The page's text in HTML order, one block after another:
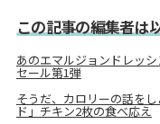
この記事の編集者は
あのエマルジョンドレッ
セール第1弾
そうだ、カロリーの話を
ド」チキン2枚の食べ応え